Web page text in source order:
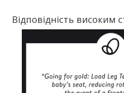
Відповідність високим